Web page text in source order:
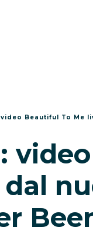
video Beautiful To Me
dal